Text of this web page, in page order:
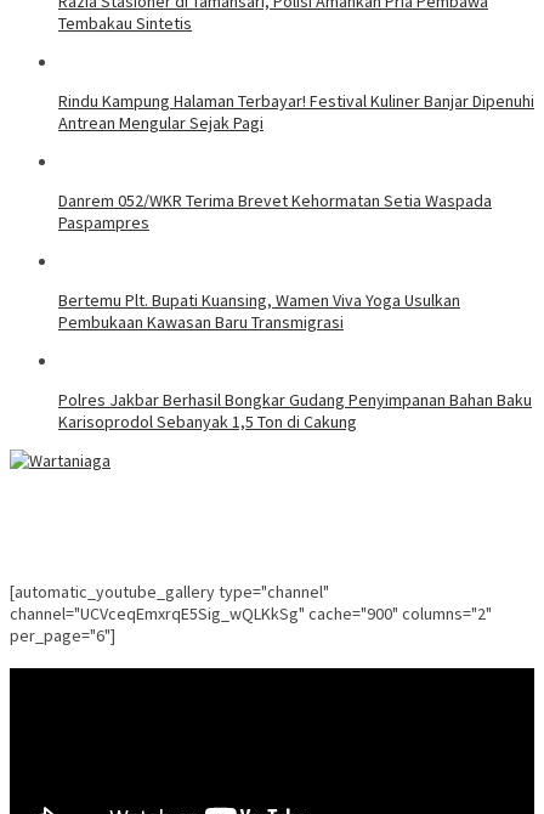
Tembakau Sintetis
Rindu Kampung Halaman Terbayar! Festival Kuliner Banjar Dipenuhi
Antrean Mengular Sejak Pagi
Danrem 052/WKR Terima Brevet Kehormatan Setia Waspada
Paspampres
Bertemu Plt. Bupati Kuansing, Wamen Viva Yoga Usulkan
Pembukaan Kawasan Baru Transmigrasi
Polres Jakbar Berhasil Bongkar Gudang Penyimpanan Bahan Baku
Karisoprodol Sebanyak 1,5 Ton di Cakung
[automatic_youtube_gallery type="channel"
channel="UCVceqEmxrqE5Sig_wQLKkSg" cache="900" columns="2"
per_page="6"]